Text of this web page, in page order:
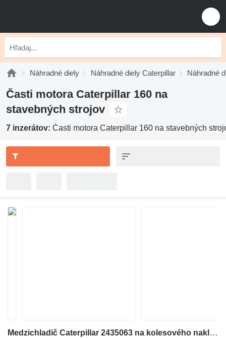
Náhradné diely Náhradné diely Caterpillar Náhradné
Časti motora Caterpillar 160 na
stavebných strojov
7 inzerátov: Časti motora Caterpillar 160 na stavebných
Medzichladič Caterpillar 2435063 na kolesového nakladača Caterpillar 12K 950H 962H 120K 140K 160K 140M 160M IT62H